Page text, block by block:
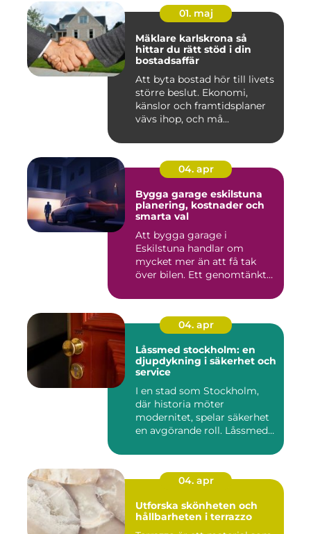
01. maj
Mäklare karlskrona så
hittar du rätt stöd i din
bostadsaffär
Att byta bostad hör till livets
större beslut. Ekonomi,
känslor och framtidsplaner
vävs ihop, och må...
04. apr
Bygga garage eskilstuna
planering, kostnader och
smarta val
Att bygga garage i
Eskilstuna handlar om
mycket mer än att få tak
över bilen. Ett genomtänkt
04. apr
Låssmed stockholm: en
djupdykning i säkerhet och
service
I en stad som Stockholm,
där historia möter
modernitet, spelar säkerhet
en avgörande roll. Låssmed
04. apr
Utforska skönheten och
hållbarheten i terrazzo